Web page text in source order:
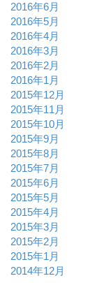
2016年6月
2016年5月
2016年4月
2016年3月
2016年2月
2016年1月
2015年12月
2015年11月
2015年10月
2015年9月
2015年8月
2015年7月
2015年6月
2015年5月
2015年4月
2015年3月
2015年2月
2015年1月
2014年12月